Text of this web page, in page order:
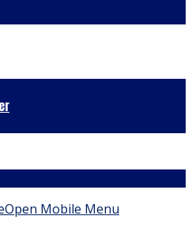
Open Mobile Menu